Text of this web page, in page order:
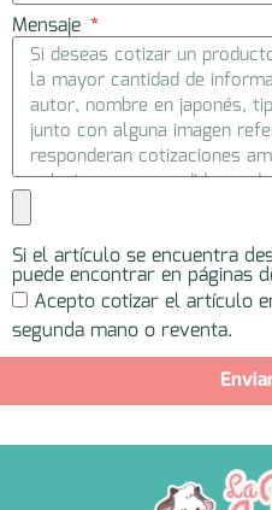
Mensaje
Si el artículo se encuentra
puede encontrar en páginas
Acepto cotizar el artículo
segunda mano o reventa.